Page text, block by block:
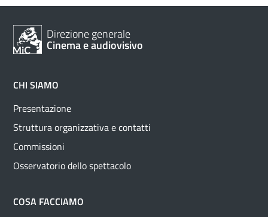
Direzione generale
Cinema e audiovisivo
CHI SIAMO
Presentazione
Struttura organizzativa e contatti
Commissioni
Osservatorio dello spettacolo
COSA FACCIAMO